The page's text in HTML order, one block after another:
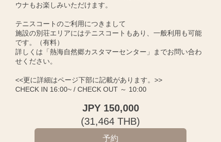
ウナもお楽しみいただけます。
テニスコートのご利用につきまして
施設の別荘エリアにはテニスコートもあり、一般利用も可能
です。（有料）
詳しくは「熱海自然郷カスタマーセンター」までお問い合わ
せください。
<<更に詳細はページ下部に記載があります。>>
CHECK IN 16:00~ / CHECK OUT ～ 10:00
JPY 150,000
(31,464 THB)